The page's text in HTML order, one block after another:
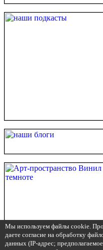
Мы используем файлы cookie.
даете согласие на обработку
данных (IP-адрес;